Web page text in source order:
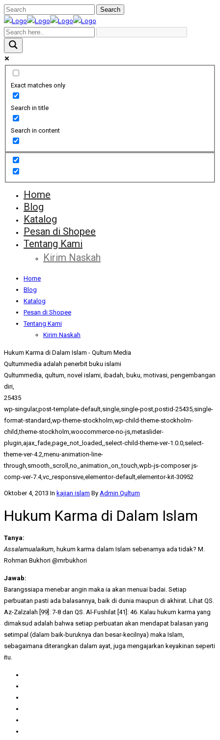
Exact matches only
Search in title
Search in content
Home
Blog
Katalog
Pesan di Shopee
Tentang Kami
Kirim Naskah
Home
Blog
Katalog
Pesan di Shopee
Tentang Kami
Kirim Naskah
Hukum Karma di Dalam Islam - Qultum Media
Qultummedia adalah penerbit buku islami
Qultummedia, qultum, novel islami, ibadah, buku, motivasi, pengembangan
diri,
25435
wp-singular,post-template-default,single,single-post,postid-25435,single-
format-standard,wp-theme-stockholm,wp-child-theme-stockholm-
child,theme-stockholm,woocommerce-no-js,metaslider-
plugin,ajax_fade,page_not_loaded,,select-child-theme-ver-1.0.0,select-
theme-ver-4.2,menu-animation-line-
through,smooth_scroll,no_animation_on_touch,wpb-js-composer js-
comp-ver-7.4,vc_responsive,elementor-default,elementor-kit-30952
Oktober 4, 2013 In kajian islam By Admin Qultum
Hukum Karma di Dalam Islam
Tanya:
Assalamualaikum , hukum karma dalam Islam sebenarnya ada tidak? M.
Rohman Bukhori ‏@mrbukhori
Jawab:
Barangssiapa menebar angin maka ia akan menuai badai. Setiap
perbuatan pasti ada balasannya, baik di dunia maupun di akhirat. Lihat QS.
Az-Zalzalah [99]: 7-8 dan QS. Al-Fushilat [41]: 46. Kalau hukum karma yang
dimaksud adalah bahwa setiap perbuatan akan mendapat balasan yang
setimpal (dalam baik-buruknya dan besar-kecilnya) maka Islam,
sebagaimana diterangkan dalam ayat, juga mengajarkan keyakinan seperti
itu.